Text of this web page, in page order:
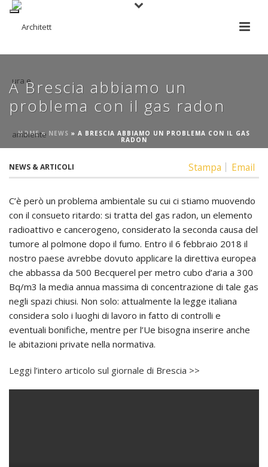
A Brescia abbiamo un
problema con il gas radon
HOME» NEWS » A BRESCIA ABBIAMO UN PROBLEMA CON IL GAS
RADON
Stampa Email
NEWS & ARTICOLI
C’è però un problema ambientale su cui ci stiamo muovendo
con il consueto ritardo: si tratta del gas radon, un elemento
radioattivo e cancerogeno, considerato la seconda causa del
tumore al polmone dopo il fumo. Entro il 6 febbraio 2018 il
nostro paese avrebbe dovuto applicare la direttiva europea
che abbassa da 500 Becquerel per metro cubo d’aria a 300
Bq/m3 la media annua massima di concentrazione di tale gas
negli spazi chiusi. Non solo: attualmente la legge italiana
considera solo i luoghi di lavoro in fatto di controlli e
eventuali bonifiche, mentre per l’Ue bisogna inserire anche
le abitazioni private nella normativa.
Leggi l’intero articolo sul giornale di Brescia >>